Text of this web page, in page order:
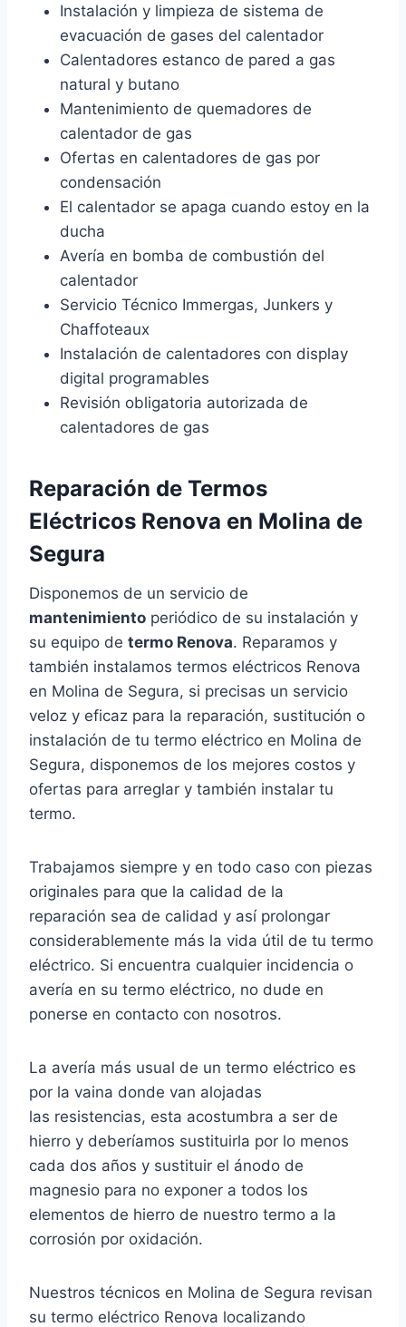
Instalación y limpieza de sistema de
evacuación de gases del calentador
Calentadores estanco de pared a gas
natural y butano
Mantenimiento de quemadores de
calentador de gas
Ofertas en calentadores de gas por
condensación
El calentador se apaga cuando estoy en la
ducha
Avería en bomba de combustión del
calentador
Servicio Técnico Immergas, Junkers y
Chaffoteaux
Instalación de calentadores con display
digital programables
Revisión obligatoria autorizada de
calentadores de gas
Reparación de Termos
Eléctricos Renova en Molina de
Segura
Disponemos de un servicio de
mantenimiento periódico de su instalación y
su equipo de termo Renova. Reparamos y
también instalamos termos eléctricos Renova
en Molina de Segura, si precisas un servicio
veloz y eficaz para la reparación, sustitución o
instalación de tu termo eléctrico en Molina de
Segura, disponemos de los mejores costos y
ofertas para arreglar y también instalar tu
termo.
Trabajamos siempre y en todo caso con piezas
originales para que la calidad de la
reparación sea de calidad y así prolongar
considerablemente más la vida útil de tu termo
eléctrico. Si encuentra cualquier incidencia o
avería en su termo eléctrico, no dude en
ponerse en contacto con nosotros.
La avería más usual de un termo eléctrico es
por la vaina donde van alojadas
las resistencias, esta acostumbra a ser de
hierro y deberíamos sustituirla por lo menos
cada dos años y sustituir el ánodo de
magnesio para no exponer a todos los
elementos de hierro de nuestro termo a la
corrosión por oxidación.
Nuestros técnicos en Molina de Segura revisan
su termo eléctrico Renova localizando